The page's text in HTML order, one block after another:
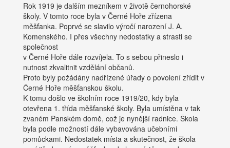
Rok 1919 je dalším mezníkem v životě černohorské
školy. V tomto roce byla v Černé Hoře zřízena
měšťanka. Poprvé se slavilo výročí narození J. A.
Komenského. I přes všechny nedostatky a strasti se
společnost
v Černé Hoře dále rozvíjela. To s sebou přineslo i
nutnost zkvalitnit vzdělání občanů.
Proto byly požádány nadřízené úřady o povolení zřídit v
Černé Hoře měšťanskou školu.
K tomu došlo ve školním roce 1919/20, kdy byla
otevřena 1. třída měšťanské školy. Byla umístěna v tak
zvaném Panském domě, což je nynější radnice. Škola
byla podle možností dále vybavována učebními
pomůckami. Nedostatek místa a skutečnost, že škola